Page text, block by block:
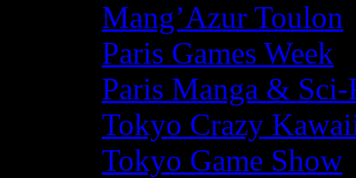
Mang’Azur Toulon
Paris Games Week
Paris Manga &
Tokyo Crazy
Tokyo Game Show